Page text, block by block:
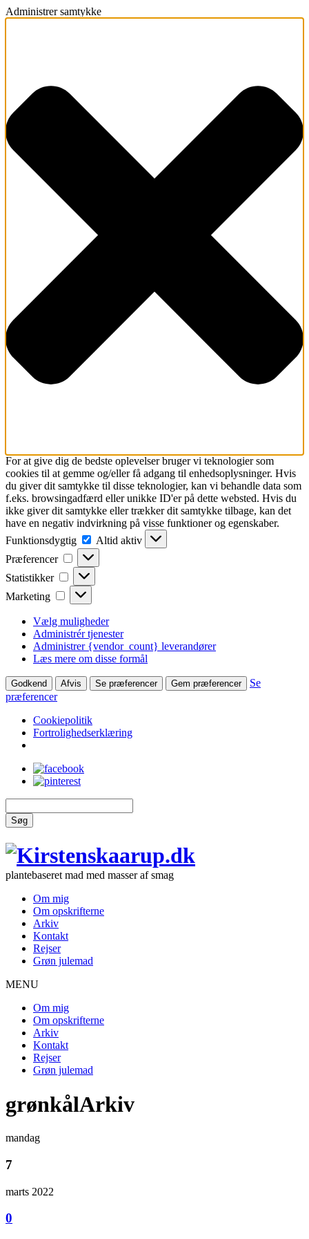
Administrer samtykke
For at give dig de bedste oplevelser bruger vi teknologier som
cookies til at gemme og/eller få adgang til enhedsoplysninger. Hvis
du giver dit samtykke til disse teknologier, kan vi behandle data som
f.eks. browsingadfærd eller unikke ID'er på dette websted. Hvis du
ikke giver dit samtykke eller trækker dit samtykke tilbage, kan det
have en negativ indvirkning på visse funktioner og egenskaber.
Funktionsdygtig
Funktionsdygtig
Altid aktiv
Præferencer
Præferencer
Statistikker Statistikker
Marketing Marketing
Vælg muligheder
Administrér tjenester
Administrer {vendor_count} leverandører
Læs mere om disse formål
Godkend Afvis Se præferencer Gem præferencer
Se
præferencer
Cookiepolitik
Fortrolighedserklæring
Søg
plantebaseret mad med masser af smag
Om mig
Om opskrifterne
Arkiv
Kontakt
Rejser
Grøn julemad
MENU
Om mig
Om opskrifterne
Arkiv
Kontakt
Rejser
Grøn julemad
grønkålArkiv
mandag
7
marts 2022
0